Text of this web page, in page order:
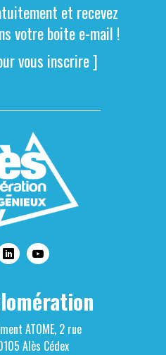
et recevez
votre boite e-mail !
vous inscrire ]
ATOME, 2 rue
Alès Cédex